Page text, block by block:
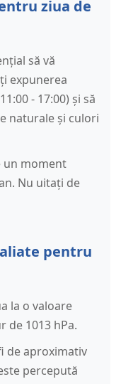
ziua de
să vă
expunerea
- 17:00) și să
naturale și culori
un moment
Nu uitați de
pentru
la o valoare
de 1013 hPa.
de aproximativ
percepută